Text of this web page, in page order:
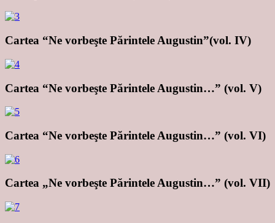
Cartea “Ne vorbeşte Părintele Augustin”(vol. IV)
Cartea “Ne vorbeşte Părintele Augustin…” (vol. V)
Cartea “Ne vorbeşte Părintele Augustin…” (vol. VI)
Cartea „Ne vorbeşte Părintele Augustin…” (vol. VII)